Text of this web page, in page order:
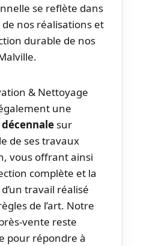
se reflète dans
nos réalisations et
durable de nos
& Nettoyage
une
sur
de ses travaux
vous offrant ainsi
complète et la
travail réalisé
de l’art. Notre
vente reste
pour répondre à